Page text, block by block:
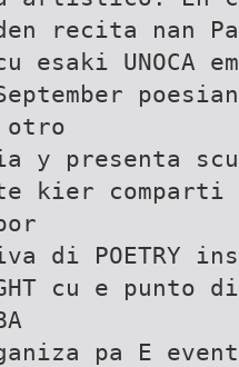
recita nan
esaki
otro
y presenta
kier comparti
di POETRY
cu e
pa E